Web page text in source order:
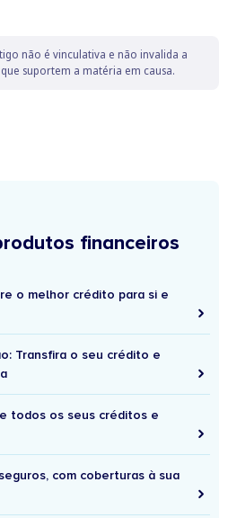
não é vinculativa e não invalida a
suportem a matéria em causa.
financeiros
o melhor crédito para si e
Transfira o seu crédito e
todos os seus créditos e
com coberturas à sua